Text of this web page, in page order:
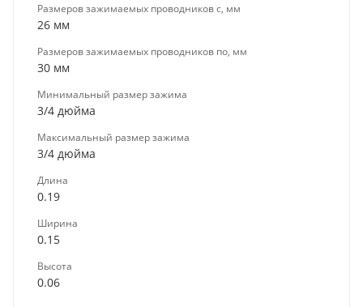
Размеров зажимаемых проводников с, мм
26 мм
Размеров зажимаемых проводников по, мм
30 мм
Минимальный размер зажима
3/4 дюйма
Максимальный размер зажима
3/4 дюйма
Длина
0.19
Ширина
0.15
Высота
0.06